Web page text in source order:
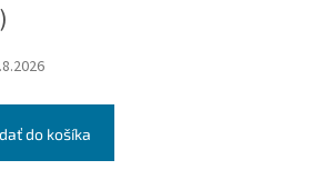
do košíka